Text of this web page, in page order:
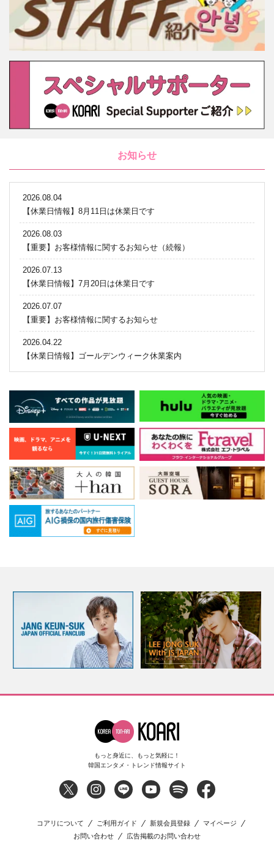
お知らせ
2026.08.04
【休業日情報】8月11日は休業日です
2026.08.03
【重要】お客様情報に関するお知らせ（続報）
2026.07.13
【休業日情報】7月20日は休業日です
2026.07.07
【重要】お客様情報に関するお知らせ
2026.04.22
【休業日情報】ゴールデンウィーク休業案内
もっと身近に、もっと気軽に！
韓国エンタメ・トレンド情報サイト
コアリについて ご利用ガイド 新規会員登録
マイページ
お問い合わせ
広告掲載のお問い合わせ